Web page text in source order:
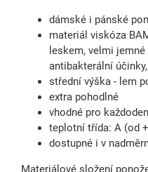
dámské i pánské
materiál viskóza
leskem, velmi
antibakterální
střední výška - lem
extra pohodlné
vhodné pro
teplotní třída: A (od
dostupné i v
Materiálové složení